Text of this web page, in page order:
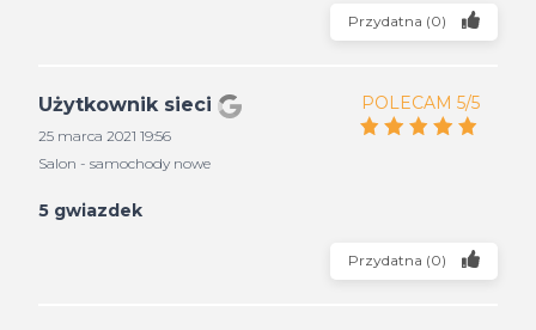
Przydatna (0)
Użytkownik sieci
25 marca 2021 19:56
Salon - samochody nowe
POLECAM 5/5
5 gwiazdek
Przydatna (0)